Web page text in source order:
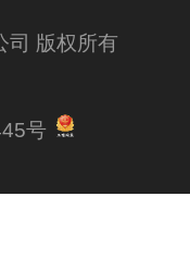
司 版权所有
号